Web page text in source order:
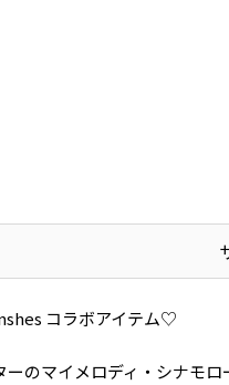
コラボアイテム♡
ーのマイメロディ・シナモロ